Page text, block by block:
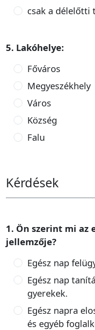
csak a délelőtti
5. Lakóhelye:
Főváros
Megyeszékhely
Város
Község
Falu
Kérdések
1. Ön szerint mi az
jellemzője?
Egész nap
Egész nap
gyerekek.
Egész napra
és egyéb